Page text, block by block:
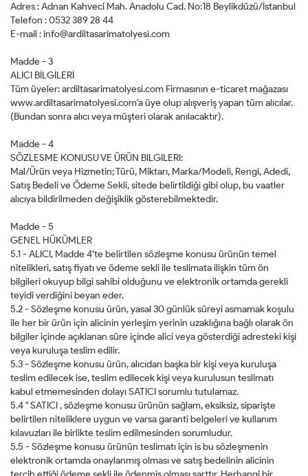
Adres : Adnan Kahveci Mah. Anadolu Cad. No:18 Beylikdüzü/İstanbul
Telefon : 0532 389 28 44
E-mail :info@ardiltasarimatolyesi.com
Madde - 3
ALICI BİLGİLERİ
Tüm üyeler: ardiltasarimatolyesi.com Firmasının e-ticaret mağazası
www.ardiltasarimatolyesi.com'a üye olup alışveriş yapan tüm alıcılar.
(Bundan sonra alıcı veya müşteri olarak anılacaktır).
Madde - 4
SÖZLESME KONUSU VE ÜRÜN BILGILERI:
Mal/Ürün veya Hizmetin; Türü, Miktarı, Marka/Modeli, Rengi, Adedi,
Satış Bedeli ve Ödeme Sekli, sitede belirtildiği gibi olup, bu vaatler
alıcıya bildirilmeden değişiklik gösterebilmektedir.
Madde - 5
GENEL HÜKÜMLER
5.1 - ALICI, Madde 4’te belirtilen sözleşme konusu ürünün temel
nitelikleri, satış fiyatı ve ödeme sekli ile teslimata ilişkin tüm ön
bilgileri okuyup bilgi sahibi olduğunu ve elektronik ortamda gerekli
teyidi verdiğini beyan eder.
5.2 - Sözleşme konusu ürün, yasal 30 günlük süreyi asmamak koşulu
ile her bir ürün için alicinin yerleşim yerinin uzaklığına bağlı olarak ön
bilgiler içinde açıklanan süre içinde alici veya gösterdiği adresteki kişi
veya kuruluşa teslim edilir.
5.3 - Sözleşme konusu ürün, alıcıdan başka bir kişi veya kuruluşa
teslim edilecek ise, teslim edilecek kişi veya kurulusun teslimatı
kabul etmemesinden dolayı SATICI sorumlu tutulamaz.
5.4 " SATICI , sözleşme konusu ürünün sağlam, eksiksiz, siparişte
belirtilen niteliklere uygun ve varsa garanti belgeleri ve kullanım
kılavuzları ile birlikte teslim edilmesinden sorumludur.
5.5 - Sözleşme konusu ürünün teslimatı için is bu sözleşmenin
elektronik ortamda onaylanmış olması ve satış bedelinin alicinin